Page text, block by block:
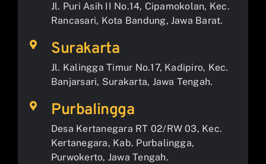
Jl. Puri Asih II No.14, Cipamokolan, Kec.
Rancasari, Kota Bandung, Jawa Barat.
Surakarta
Jl. Kalingga Timur No.17, Kadipiro, Kec.
Banjarsari, Surakarta, Jawa Tengah.
Purbalingga
Desa Kertanegara RT 02/RW 03, Kec.
Kertanegara, Kab. Purbalingga,
Purwokerto, Jawa Tengah.